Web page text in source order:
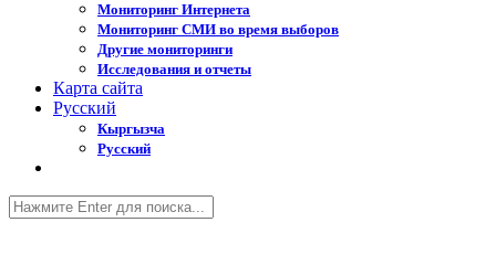
Мониторинг Интернета
Мониторинг СМИ во время выборов
Другие мониторинги
Исследования и отчеты
Карта сайта
Русский
Кыргызча
Русский